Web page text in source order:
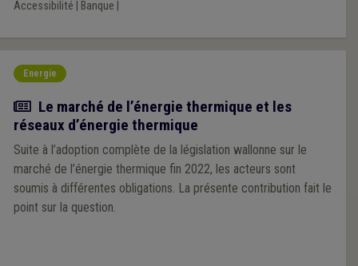
Accessibilité Banque
Energie
Article
Le marché de l’énergie thermique et les
réseaux d’énergie thermique
Suite à l’adoption complète de la législation wallonne sur le
marché de l’énergie thermique fin 2022, les acteurs sont
soumis à différentes obligations. La présente contribution fait le
point sur la question.